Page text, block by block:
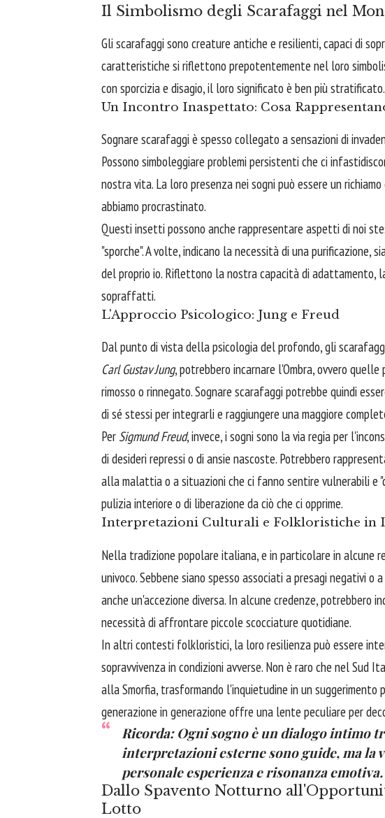
Il Simbolismo degli Scarafaggi nel
Gli scarafaggi sono creature antiche e resilienti, capaci di
caratteristiche si riflettono prepotentemente nel loro
con sporcizia e disagio, il loro significato è ben più stratificato.
Un Incontro Inaspettato: Cosa
Sognare scarafaggi è spesso collegato a sensazioni di
Possono simboleggiare problemi persistenti che ci
nostra vita. La loro presenza nei sogni può essere un
abbiamo procrastinato.
Questi insetti possono anche rappresentare aspetti di noi
"sporche". A volte, indicano la necessità di una purificazione,
del proprio io. Riflettono la nostra capacità di adattamento,
sopraffatti.
L'Approccio Psicologico: Jung e Freud
Dal punto di vista della psicologia del profondo, gli
Carl Gustav Jung, potrebbero incarnare l'Ombra, ovvero
rimosso o rinnegato. Sognare scarafaggi potrebbe quindi
di sé stessi per integrarli e raggiungere una maggiore
Per Sigmund Freud, invece, i sogni sono la via regia per
di desideri repressi o di ansie nascoste. Potrebbero
alla malattia o a situazioni che ci fanno sentire vulnerabili e
pulizia interiore o di liberazione da ciò che ci opprime.
Interpretazioni Culturali e Folkloristiche in
Nella tradizione popolare italiana, e in particolare in alcune
univoco. Sebbene siano spesso associati a presagi negativi
anche un'accezione diversa. In alcune credenze, potrebbero
necessità di affrontare piccole scocciature quotidiane.
In altri contesti folkloristici, la loro resilienza può essere
sopravvivenza in condizioni avverse. Non è raro che nel
alla Smorfia, trasformando l'inquietudine in un suggerimento
generazione in generazione offre una lente peculiare per
Ricorda: Ogni sogno è un dialogo intimo
interpretazioni esterne sono guide, ma la
personale esperienza e risonanza emotiva.
Dallo Spavento Notturno
Lotto